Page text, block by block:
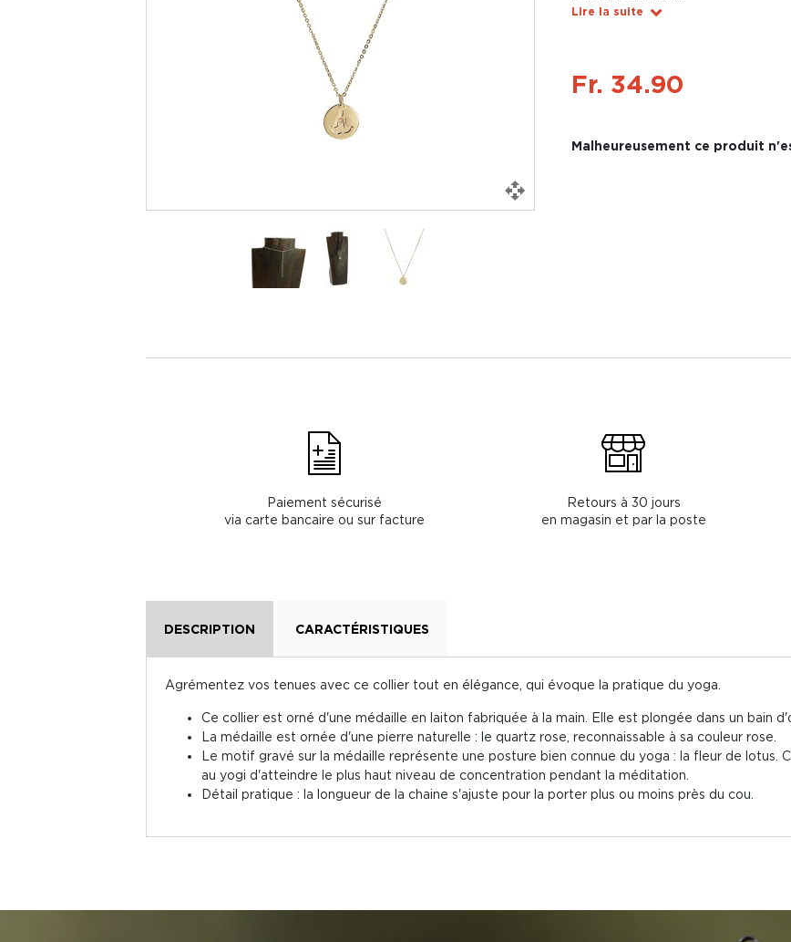
Lire la suite
Fr. 34.90
Malheureusement ce produit
Paiement sécurisé
via carte bancaire ou sur facture
Retours à 30 jours
en magasin et par la poste
DESCRIPTION CARACTÉRISTIQUES
Agrémentez vos tenues avec ce collier tout en élégance, qui évoque la pratique du yoga.
Ce collier est orné d'une médaille en laiton fabriquée à la main. Elle est plongée dans un bain
La médaille est ornée d'une pierre naturelle : le quartz rose, reconnaissable à sa couleur rose.
Le motif gravé sur la médaille représente une posture bien connue du yoga : la fleur de
au yogi d'atteindre le plus haut niveau de concentration pendant la méditation.
Détail pratique : la longueur de la chaine s'ajuste pour la porter plus ou moins près du cou.